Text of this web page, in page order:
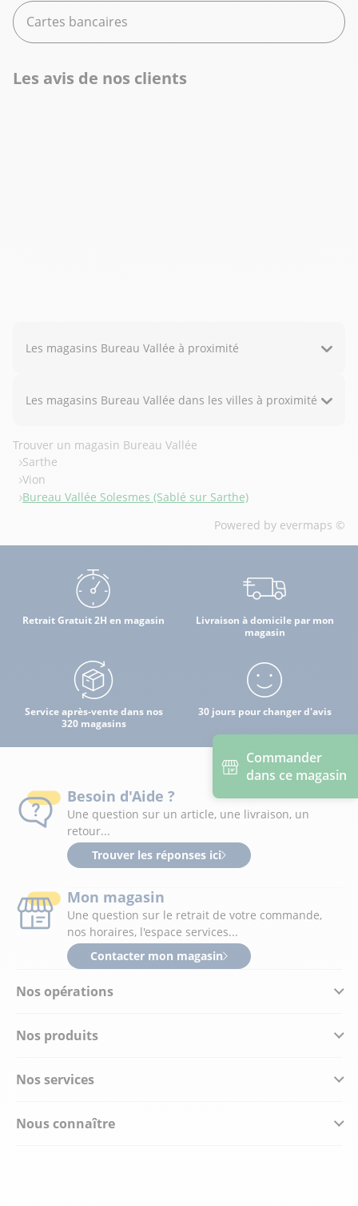
Commander
dans ce magasin
Cartes bancaires
Les avis de nos clients
Les magasins Bureau Vallée à proximité
Les magasins Bureau Vallée dans les villes à proximité
Trouver un magasin Bureau Vallée
Sarthe
Vion
Bureau Vallée Solesmes (Sablé sur Sarthe)
Powered by evermaps ©
Retrait Gratuit 2H en magasin
Livraison à domicile par mon
magasin
Service après-vente dans nos
320 magasins
30 jours pour changer d'avis
Nos opérations
Nos produits
Nos services
Nous connaître
Besoin d'Aide ?
Une question sur un article, une livraison, un
retour...
Trouver les réponses ici
Mon magasin
Une question sur le retrait de votre commande,
nos horaires, l'espace services...
Contacter mon magasin